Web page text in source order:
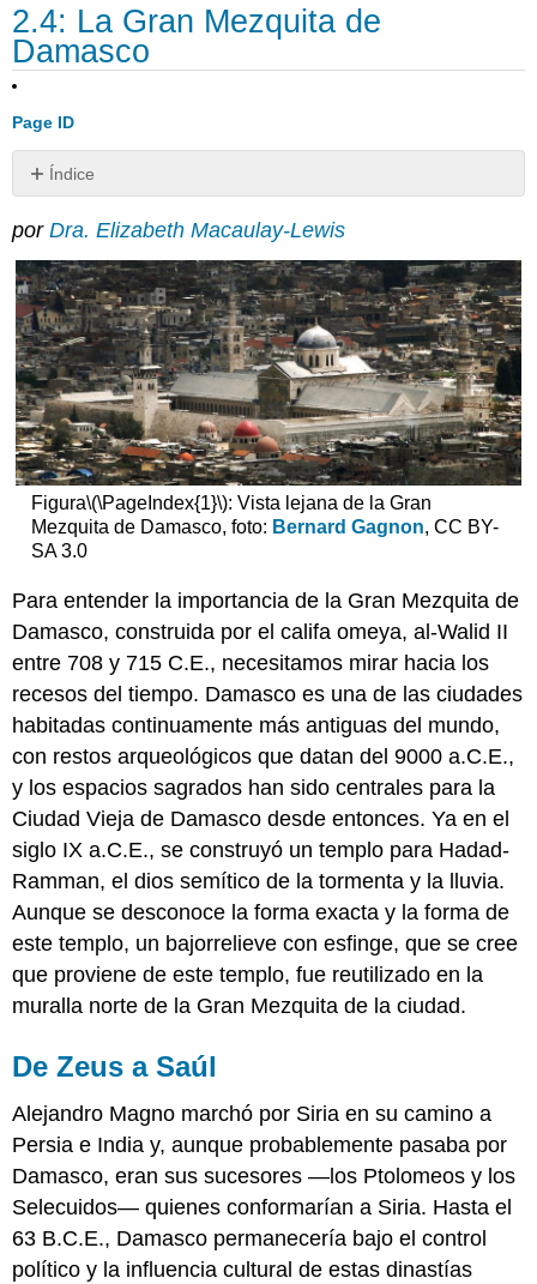
2.4: La Gran Mezquita de
Damasco
Page ID
Índice
Zeus
Saúl
Mezquita
de
al-
Walid
Influencias
mediterráneas
Recursos
adicionales:
porDra. Elizabeth Macaulay-Lewis
Figura\(\PageIndex{1}\): Vista lejana de la Gran
Mezquita de Damasco, foto: Bernard Gagnon, CC BY-
SA 3.0
Para entender la importancia de la Gran Mezquita de
Damasco, construida por el califa omeya, al-Walid II
entre 708 y 715 C.E., necesitamos mirar hacia los
recesos del tiempo. Damasco es una de las ciudades
habitadas continuamente más antiguas del mundo,
con restos arqueológicos que datan del 9000 a.C.E.,
y los espacios sagrados han sido centrales para la
Ciudad Vieja de Damasco desde entonces. Ya en el
siglo IX a.C.E., se construyó un templo para Hadad-
Ramman, el dios semítico de la tormenta y la lluvia.
Aunque se desconoce la forma exacta y la forma de
este templo, un bajorrelieve con esfinge, que se cree
que proviene de este templo, fue reutilizado en la
muralla norte de la Gran Mezquita de la ciudad.
De Zeus a Saúl
Alejandro Magno marchó por Siria en su camino a
Persia e India y, aunque probablemente pasaba por
Damasco, eran sus sucesores —los Ptolomeos y los
Selecuidos— quienes conformarían a Siria. Hasta el
63 B.C.E., Damasco permanecería bajo el control
político y la influencia cultural de estas dinastías